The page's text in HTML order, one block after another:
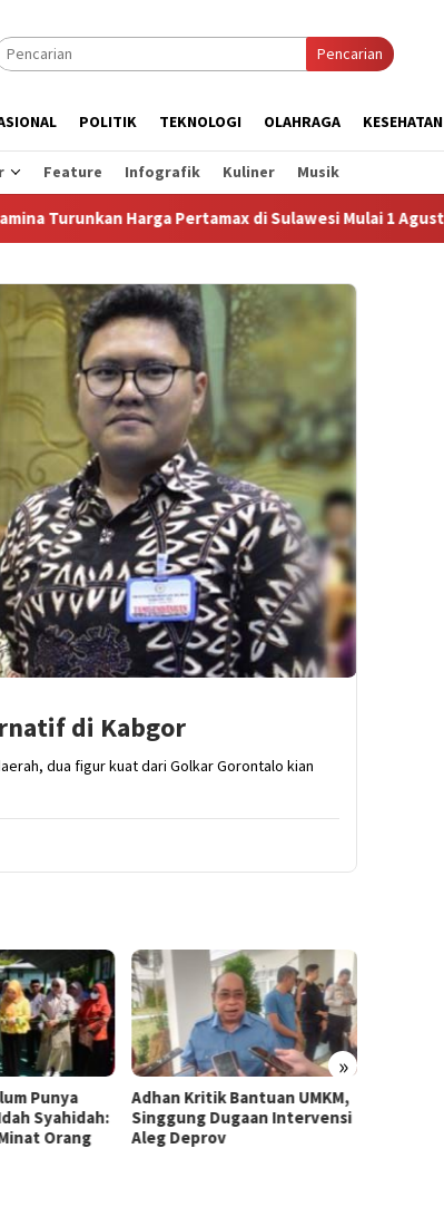
Pencarian
POLITIK TEKNOLOGI OLAHRAGA KESEHATAN
Feature Infografik Kuliner Musik
Harga Pertamax di Sulawesi Mulai 1 Agustus 2026
di Kabgor
dua figur kuat dari Golkar Gorontalo kian
»
Punya
Syahidah:
Orang
Adhan Kritik Bantuan UMKM,
Singgung Dugaan Intervensi
Aleg Deprov